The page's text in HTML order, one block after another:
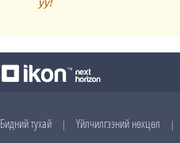
уу!
Бидний тухай | Үйлчилгээний нөхцөл |